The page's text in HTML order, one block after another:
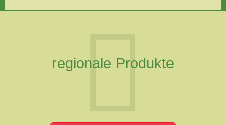
regionale Produkte